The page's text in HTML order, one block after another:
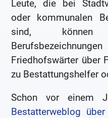
Leute, die bei
oder kommunalen
sind,
Friedhofswärter über
zu Bestattungshelfer
Schon vor einem
Bestatterweblog